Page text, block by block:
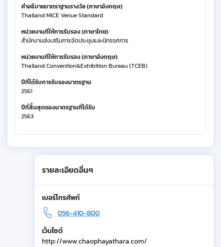
คำอธิบายมาตราฐานรางวัล (ภาษาอังกฤษ)
Thailand MICE Venue Standard
หน่วยงานที่ให้การรับรอง (ภาษาไทย)
สำนักงานส่งเสริมการจัดประชุมและนิทรรศการ
หน่วยงานที่ให้การรับรอง (ภาษาอังกฤษ)
Thailand Convention&Exhibition Bureau (TCEB)
ปีที่ได้รับการรับรองมาตรฐาน
2561
ปีที่สิ้นสุดของมาตรฐานที่ได้รับ
2563
รายละเอียดอื่นๆ
เบอร์โทรศัพท์
056-410-800
เว็บไซต์
http://www.chaophayathara.com/